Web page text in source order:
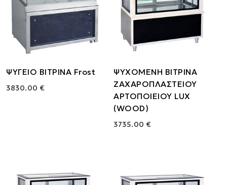
ΨΥΓΕΙΟ ΒΙΤΡΙΝΑ Frost
3830.00 €
ΨΥΧΟΜΕΝΗ ΒΙΤΡΙΝΑ
ΖΑΧΑΡΟΠΛΑΣΤΕΙΟΥ
ΑΡΤΟΠΟΙΕΙΟΥ LUX
(WOOD)
3735.00 €